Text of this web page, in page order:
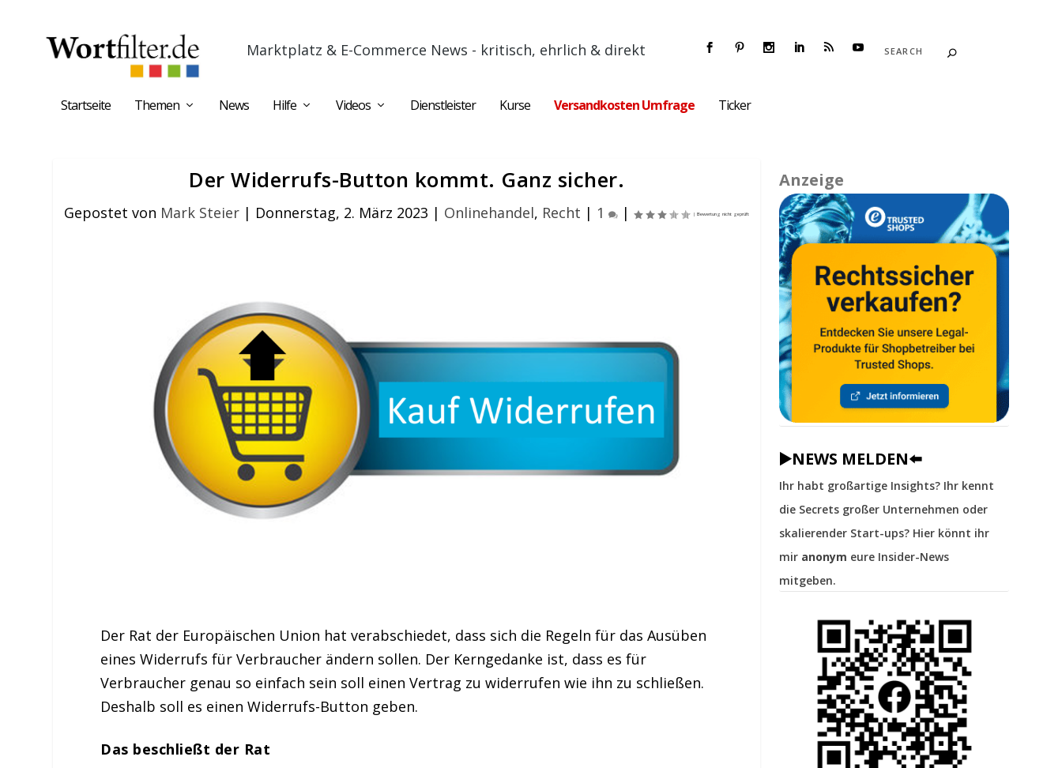
Marktplatz & E-Commerce News - kritisch, ehrlich & direkt
Startseite Themen News Hilfe Videos Dienstleister Kurse Versandkosten Umfrage Ticker
Der Widerrufs-Button kommt. Ganz sicher.
Gepostet von Mark Steier | Donnerstag, 2. März 2023 | Onlinehandel, Recht | 1 |
Der Rat der Europäischen Union hat verabschiedet, dass sich die Regeln für das Ausüben
eines Widerrufs für Verbraucher ändern sollen. Der Kerngedanke ist, dass es für
Verbraucher genau so einfach sein soll einen Vertrag zu widerrufen wie ihn zu schließen.
Deshalb soll es einen Widerrufs-Button geben.
Das beschließt der Rat
Anzeige
▶️NEWS MELDEN⬅️
Ihr habt großartige Insights? Ihr kennt
die Secrets großer Unternehmen oder
skalierender Start-ups? Hier könnt ihr
mir anonym eure Insider-News
mitgeben.